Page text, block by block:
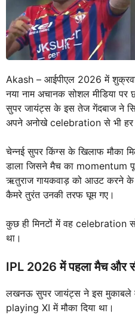
Akash – आईपीएल 2026 में
नया नाम अचानक सोशल मीडिया
सुपर जायंट्स के इस तेज गेंदबाज ने
अपने अनोखे celebration से भी हर
चेन्नई सुपर किंग्स के खिलाफ मौका
डाला जिसने मैच का momentum
ऋतुराज गायकवाड़ को आउट करने के
कैमरे तुरंत उनकी तरफ घूम गए।
कुछ ही मिनटों में वह celebration
था।
IPL 2026 में पहला मैच और
लखनऊ सुपर जायंट्स ने इस मुकाबले में
playing XI में मौका दिया था।